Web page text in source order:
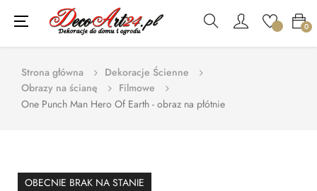
0
Toggle
navigation
☰
Strona główna
Dekoracje Ścienne
Obrazy na ścianę
Filmowe
One Punch Man Hero Of Earth - obraz na płótnie
OBECNIE BRAK NA STANIE